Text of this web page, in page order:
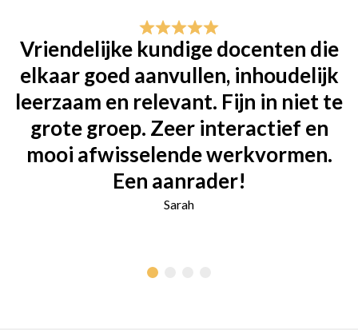
Vriendelijke kundige docenten die
elkaar goed aanvullen, inhoudelijk
leerzaam en relevant. Fijn in niet te
grote groep. Zeer interactief en
mooi afwisselende werkvormen.
Een aanrader!
Sarah